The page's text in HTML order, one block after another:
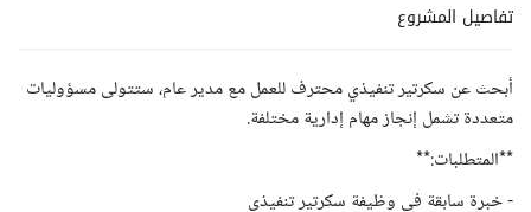
تفاصيل المشروع
أبحث عن سكرتير تنفيذي محترف للعمل مع مدير عام، ستتولى مسؤوليات
متعددة تشمل إنجاز مهام إدارية مختلفة.
**المتطلبات:**
- خبرة سابقة في وظيفة سكرتير تنفيذي